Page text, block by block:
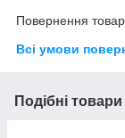
Повернення
Всі умови
Подібні товари